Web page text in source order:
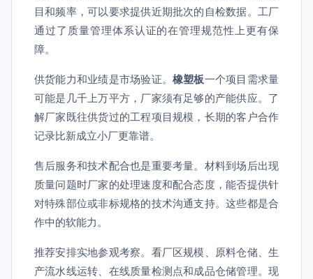
目和频率，可以要求提供近期批次的自检数据。工厂
通过了质量管理体系认证的在管理规范性上更有保
障。
供货能力和业绩是市场验证。 橡塑板一个项目需求量
可能是几千上万平方，厂家须有足够的产能供应。了
解厂家既往供货过的工程项目规模，长期的客户合作
记录比新成立小厂更靠谱。
售后服务和技术配合也是重要考量。材料到场后出现
质量问题时厂家的处理速度和配合态度，能否提供针
对特殊部位或非标规格的技术沟通支持。这些都是合
作中的软能力。
推荐安排实地参观考察。看厂区规模、原料仓储、生
产流水线运转、在线质量检测点和成品仓储管理。现